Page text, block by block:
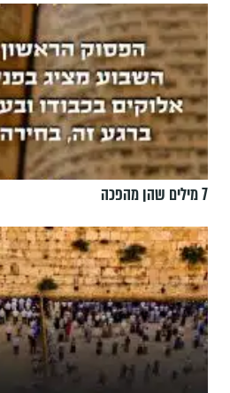
7 מילים שהן מהפכה